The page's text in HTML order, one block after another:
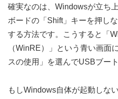
確実なのは、Windowsが立ち
ボードの「Shift」キーを押し
する方法です。こうすると「
（WinRE）」という青い画面
スの使用」を選んでUSBブー
もしWindows自体が起動しな